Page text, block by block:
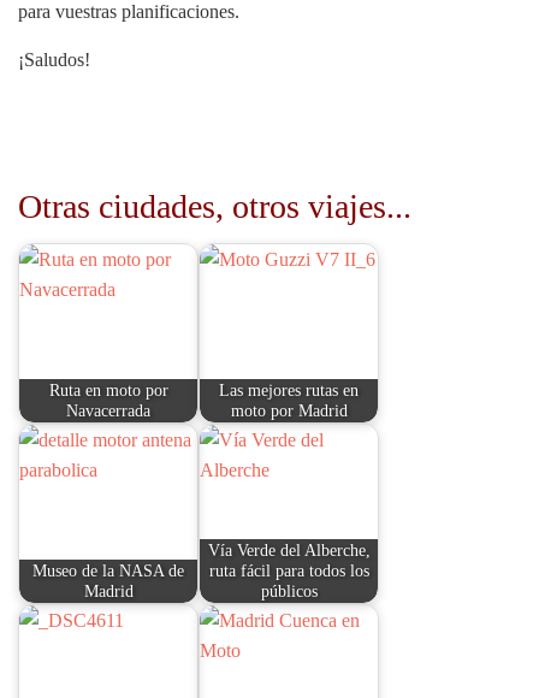
para vuestras planificaciones.
¡Saludos!
Otras ciudades, otros viajes...
Ruta en moto por
Navacerrada
Las mejores rutas en
moto por Madrid
Museo de la NASA de
Madrid
Vía Verde del Alberche,
ruta fácil para todos los
públicos